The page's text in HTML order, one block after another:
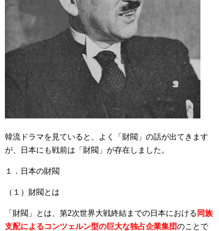
韓流ドラマを見ていると、よく「財閥」の話が出てきます
が、日本にも戦前は「財閥」が存在しました。
１．日本の財閥
（１）財閥とは
「財閥」とは、第2次世界大戦終結までの日本における 同族
支配によるコンツェルン型の巨大な独占企業集団のことで